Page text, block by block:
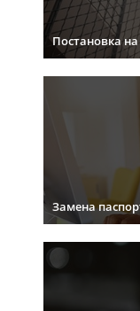
Постановка
Замена